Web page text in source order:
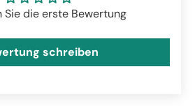
Sie die erste Bewertung
schreiben